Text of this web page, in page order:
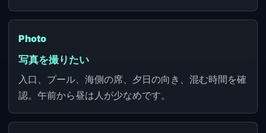
Photo
写真を撮りたい
入口、プール、海側の席、夕日の向き、混む時間を確
認。午前から昼は人が少なめです。